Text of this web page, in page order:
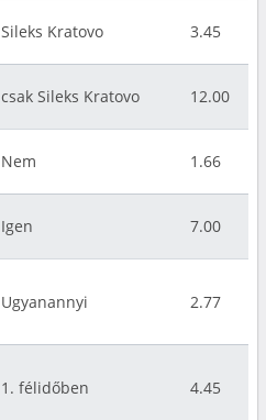
Sileks Kratovo 3.45
csak Sileks Kratovo 12.00
Nem 1.66
Igen 7.00
Ugyanannyi 2.77
1. félidőben 4.45